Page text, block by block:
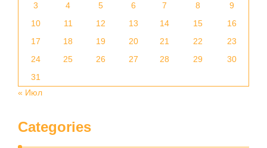
3
4 5 6 7 8
9
10
11 12 13 14 15
16
17
18 19 20 21 22
23
24
25 26 27 28 29
30
31
« Июл
Categories